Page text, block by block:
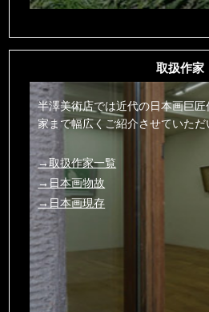
取扱作家
半澤美術店では近代の日本画巨
家まで幅広くご紹介させていた
→取扱作家一覧
→日本画物故
→日本画現存